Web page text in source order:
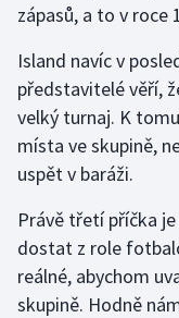
zápasů, a to v roce
Island navíc v
představitelé věří,
velký turnaj. K
místa ve skupině,
uspět v baráži.
Právě třetí příčka
dostat z role
reálné, abychom
skupině. Hodně